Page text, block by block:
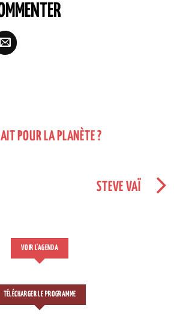
POUR LA PLANÈTE ?
STEVE VAÏ
VOIR L'AGENDA
TÉLÉCHARGER LE PROGRAMME